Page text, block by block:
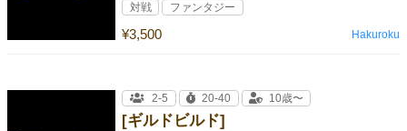
¥3,500
対戦 ファンタジー
Hakuroku
[ギルドビルド]
2-5 20-40 10歳〜